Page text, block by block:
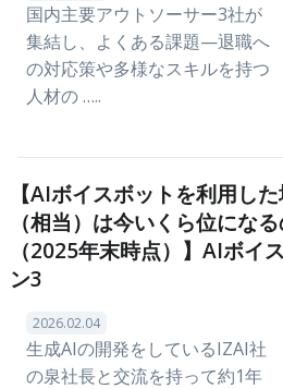
国内主要アウトソーサー3社が
集結し、よくある課題—退職へ
の対応策や多様なスキルを持つ
人材の …..
【AIボイスボットを利用し
（相当）は今いくら位にな
（2025年末時点）】AIボイ
ン3
2026.02.04
生成AIの開発をしているIZAI社
の泉社長と交流を持って約1年